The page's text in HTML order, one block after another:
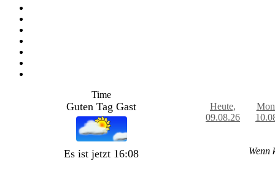
Time
Guten Tag Gast
Es ist jetzt 16:08
Heute,
09.08.26
Wenn